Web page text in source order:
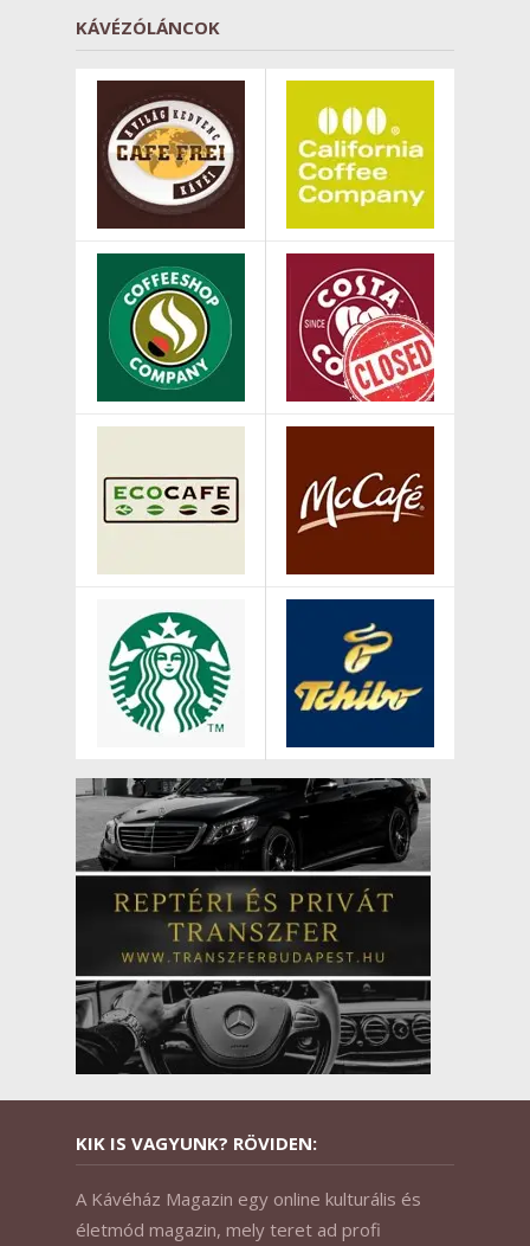
KÁVÉZÓLÁNCOK
KIK IS VAGYUNK? RÖVIDEN:
A Kávéház Magazin egy online kulturális és
életmód magazin, mely teret ad profi